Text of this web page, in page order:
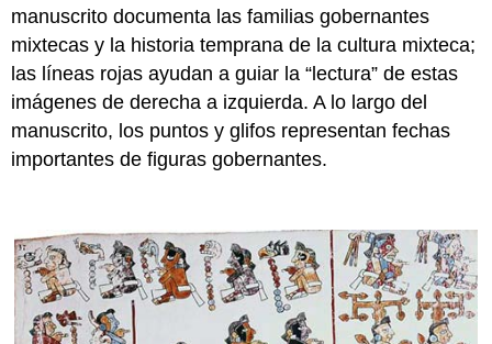
manuscrito documenta las familias gobernantes
mixtecas y la historia temprana de la cultura mixteca;
las líneas rojas ayudan a guiar la “lectura” de estas
imágenes de derecha a izquierda. A lo largo del
manuscrito, los puntos y glifos representan fechas
importantes de figuras gobernantes.